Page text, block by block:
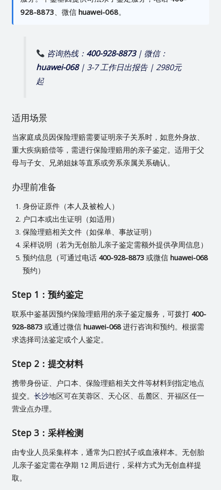
928-8873、微信 huawei-068。
咨询热线： 400-928-8873| 微信：
huawei-068| 3-7 工作日出报告 | 2980元
起
适用场景
当家庭成员因保险理赔需要证明亲子关系时，如意外身故、
重大疾病赔偿等，需进行保险理赔用的亲子鉴定。适用于父
母与子女、兄弟姐妹等直系或旁系亲属关系确认。
办理前准备
身份证原件（本人及被检人）
户口本或出生证明（如适用）
保险理赔相关文件（如保单、事故证明）
采样说明（若为无创胎儿亲子鉴定需额外提供孕周信息）
预约信息（可通过电话 400-928-8873或微信 huawei-068
预约）
Step 1：预约鉴定
联系中鉴基因预约保险理赔用的亲子鉴定服务，可拨打 400-
928-8873或通过微信 huawei-068进行咨询和预约。根据需
求选择司法鉴定或个人鉴定。
Step 2：提交材料
携带身份证、户口本、保险理赔相关文件等材料到指定地点
提交。 长沙地区可在芙蓉区、天心区、岳麓区、开福区任一
营业点办理。
Step 3：采样检测
由专业人员采集样本，通常为口腔拭子或血液样本。无创胎
儿亲子鉴定需在孕期 12 周后进行，采样方式为无创血样提
取。